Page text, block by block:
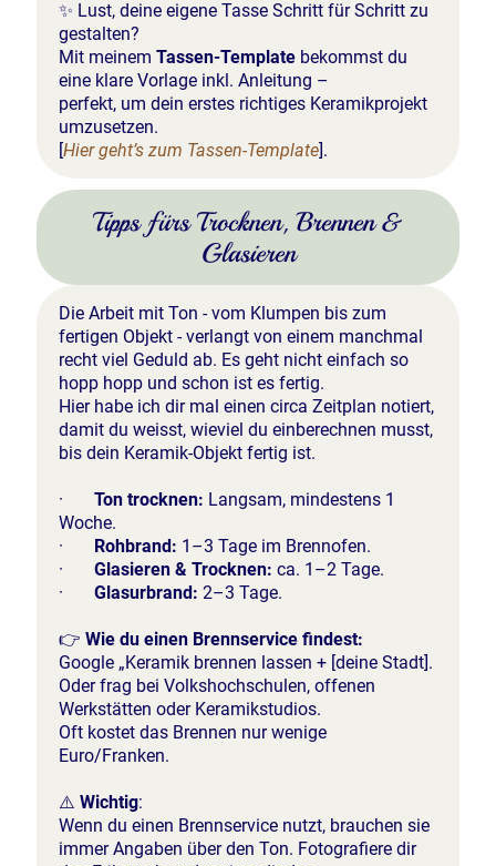
✨ Lust, deine eigene Tasse Schritt für Schritt zu
gestalten?
Mit meinem Tassen-Template bekommst du
eine klare Vorlage inkl. Anleitung –
perfekt, um dein erstes richtiges Keramikprojekt
umzusetzen.
[Hier geht’s zum Tassen-Template].
Tipps fürs Trocknen, Brennen &
Glasieren
Die Arbeit mit Ton - vom Klumpen bis zum
fertigen Objekt - verlangt von einem manchmal
recht viel Geduld ab. Es geht nicht einfach so
hopp hopp und schon ist es fertig.
Hier habe ich dir mal einen circa Zeitplan notiert,
damit du weisst, wieviel du einberechnen musst,
bis dein Keramik-Objekt fertig ist.
· Ton trocknen: Langsam, mindestens 1
Woche.
· Rohbrand: 1–3 Tage im Brennofen.
· Glasieren & Trocknen: ca. 1–2 Tage.
· Glasurbrand: 2–3 Tage.
👉 Wie du einen Brennservice findest:
Google „Keramik brennen lassen + [deine Stadt].
Oder frag bei Volkshochschulen, offenen
Werkstätten oder Keramikstudios.
Oft kostet das Brennen nur wenige
Euro/Franken.
⚠️ Wichtig:
Wenn du einen Brennservice nutzt, brauchen sie
immer Angaben über den Ton. Fotografiere dir